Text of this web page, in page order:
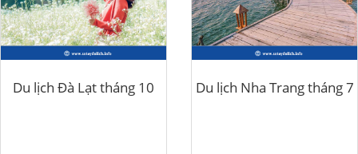
Du lịch Đà Lạt tháng 10 Du lịch Nha Trang tháng 7